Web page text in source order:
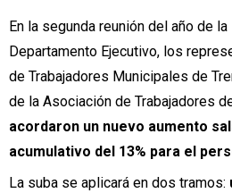
En la segunda reunión del año de
Departamento Ejecutivo, los
de Trabajadores Municipales de
de la Asociación de Trabajadores
acordaron un nuevo aumento
acumulativo del 13% para el
La suba se aplicará en dos tramos: